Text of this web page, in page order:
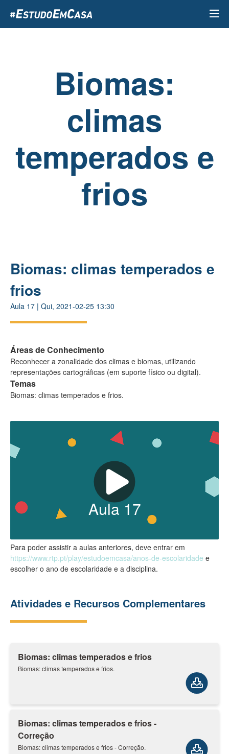
para
o
Biomas:
climas
temperados e
frios
Biomas: climas temperados e
frios
Aula 17 | Qui, 2021-02-25 13:30
Áreas de Conhecimento
Reconhecer a zonalidade dos climas e biomas, utilizando
representações cartográficas (em suporte físico ou digital).
Temas
Biomas: climas temperados e frios.
Aula17
Para poder assistir a aulas anteriores, deve entrar em
https://www.rtp.pt/play/estudoemcasa/anos-de-escolaridade e
escolher o ano de escolaridade e a disciplina.
Atividades e Recursos Complementares
Biomas: climas temperados e frios
Biomas: climas temperados e frios.
Biomas: climas temperados e frios -
Correção
Biomas: climas temperados e frios - Correção.